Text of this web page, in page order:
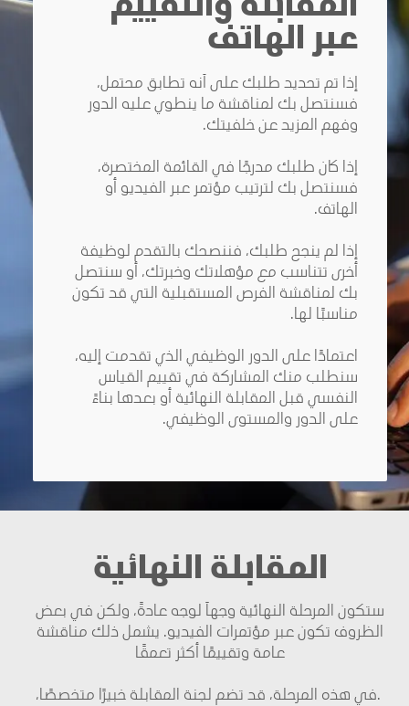
المقابلة والتقييم
عبر الهاتف
إذا تم تحديد طلبك على أنه تطابق محتمل،
فسنتصل بك لمناقشة ما ينطوي عليه الدور
وفهم المزيد عن خلفيتك.
إذا كان طلبك مدرجًا في القائمة المختصرة،
فسنتصل بك لترتيب مؤتمر عبر الفيديو أو
الهاتف.
إذا لم ينجح طلبك، فننصحك بالتقدم لوظيفة
أخرى تتناسب مع مؤهلاتك وخبرتك، أو سنتصل
بك لمناقشة الفرص المستقبلية التي قد تكون
مناسبًا لها.
اعتمادًا على الدور الوظيفي الذي تقدمت إليه،
سنطلب منك المشاركة في تقييم القياس
النفسي قبل المقابلة النهائية أو بعدها بناءً
على الدور والمستوى الوظيفي.
المقابلة النهائية
ستكون المرحلة النهائية وجهاً لوجه عادةً، ولكن في بعض
الظروف تكون عبر مؤتمرات الفيديو. يشمل ذلك مناقشة
عامة وتقييمًا أكثر تعمقًا
.في هذه المرحلة، قد تضم لجنة المقابلة خبيرًا متخصصًا،